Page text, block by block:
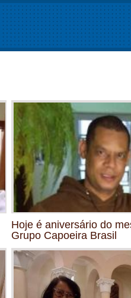
Hoje é aniversário do
Grupo Capoeira Brasil